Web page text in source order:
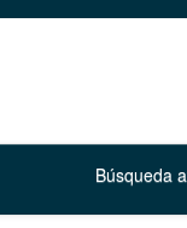
Búsqueda